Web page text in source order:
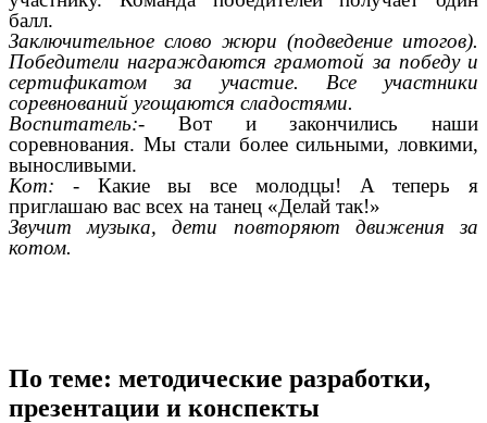
балл.
Заключительное слово жюри (подведение итогов).
Победители награждаются грамотой за победу и
сертификатом за участие. Все участники
соревнований угощаются сладостями.
Воспитатель:- Вот и закончились наши
соревнования. Мы стали более сильными, ловкими,
выносливыми.
Кот: - Какие вы все молодцы! А теперь я
приглашаю вас всех на танец «Делай так!»
Звучит музыка, дети повторяют движения за
котом.
По теме: методические разработки,
презентации и конспекты